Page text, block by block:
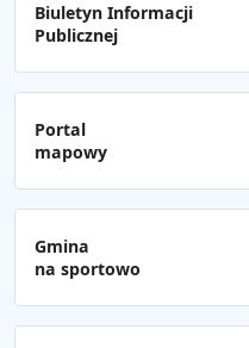
Biuletyn Informacji
Publicznej
Portal
mapowy
Gmina
na sportowo